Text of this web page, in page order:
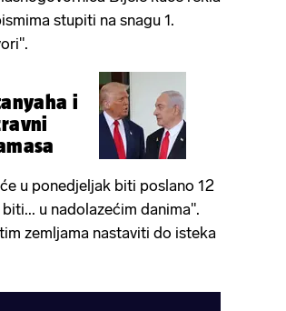
stupiti na snagu 1.
i
u ponedjeljak biti poslano 12
u nadolazećim danima".
zemljama nastaviti do isteka